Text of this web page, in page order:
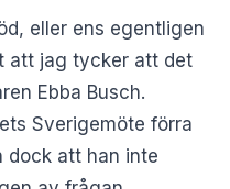
eller ens egentligen
att jag tycker att det
Ebba Busch.
Sverigemöte förra
dock att han inte